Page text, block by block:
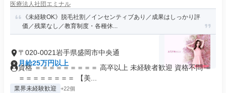
医療法人社団エミナル
《未経験OK》脱毛社割／インセンティブあり／成果はしっかり評
価／残業なし／教育制度・各種休...
〒020-0021岩手県盛岡市中央通
月給25万円以上
資格 ＝＝＝＝＝＝＝＝＝ 高卒以上 未経験者歓迎 資格不問 ＝
＝＝＝＝＝＝＝＝ 【美...
業界未経験歓迎 +22個